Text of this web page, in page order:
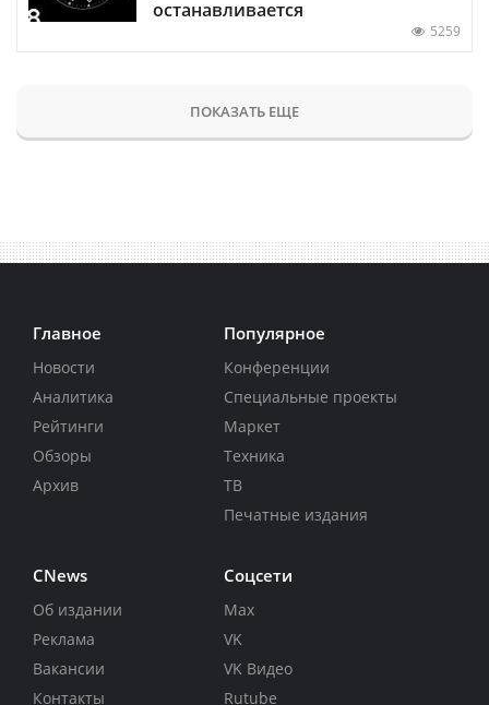
останавливается
5259
ПОКАЗАТЬ ЕЩЕ
Главное
Новости
Аналитика
Рейтинги
Обзоры
Архив
Популярное
Конференции
Специальные проекты
Маркет
Техника
ТВ
Печатные издания
CNews
Об издании
Реклама
Вакансии
Контакты
Соцсети
Max
VK
VK Видео
Rutube